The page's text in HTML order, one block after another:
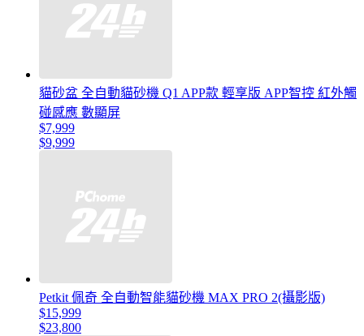
貓砂盆 全自動貓砂機 Q1 APP款 輕享版 APP智控 紅外觸
碰感應 數顯屏
$7,999
$9,999
Petkit 佩奇 全自動智能貓砂機 MAX PRO 2(攝影版)
$15,999
$23,800